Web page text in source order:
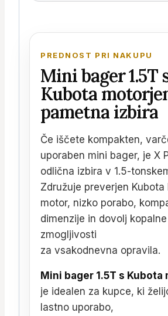
PREDNOST PRI NAKUPU
Mini bager 1.5T
Kubota
pametna izbira
Če iščete kompakten,
uporaben mini bager, je X
odlična izbira v 1.5-
Združuje preverjen Kubota
motor, nizko porabo,
dimenzije in dovolj kopalne
zmogljivosti
za vsakodnevna opravila.
Mini bager 1.5T s Kubota
je idealen za kupce, ki
lastno uporabo,